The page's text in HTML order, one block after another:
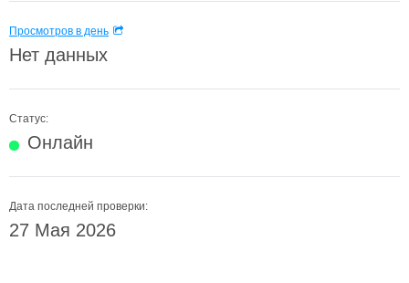
Просмотров в день
Нет данных
Статус:
Онлайн
Дата последней проверки:
27 Мая 2026